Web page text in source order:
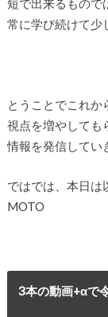
常に学び続けて少
とうことでこれか
視点を増やしても
情報を発信してい
ではでは、本日は
MOTO
3本の動画+αで